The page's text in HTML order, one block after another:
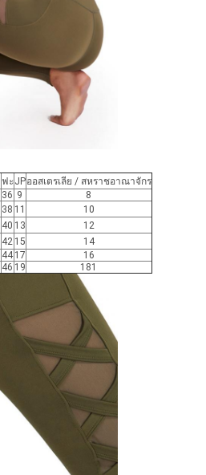
ฟะJPออสเตรเลีย / สหราชอาณาจักร
36 9
8
38 11
10
40 13
12
42 15
14
4417
16
46 19 181